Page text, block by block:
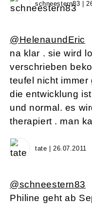
schneestern83 |
@HelenaundEric
na klar . sie wird
verschrieben
teufel nicht immer
die entwicklung
und normal. es
therapiert . man
tate | 26.07.2011
@schneestern83
Philine geht ab